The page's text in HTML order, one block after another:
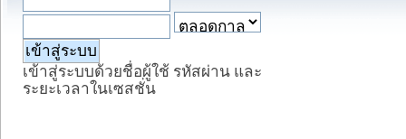
เข้าสู่ระบบด้วยชื่อผู้ใช้ รหัสผ่าน และ
ระยะเวลาในเซสชั่น